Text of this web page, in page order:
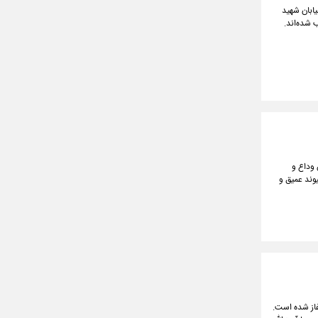
شهید
شده‌اند.
وداع و
عمیق و
تهران آغاز شده است.